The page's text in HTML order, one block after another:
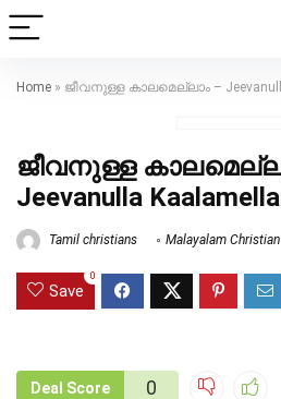
Home » ജീവനുള്ള കാലമെല്ലാം –
ജീവനുള്ള
Jeevanulla
Tamil christians Malayalam
Save
0
Deal Score 0